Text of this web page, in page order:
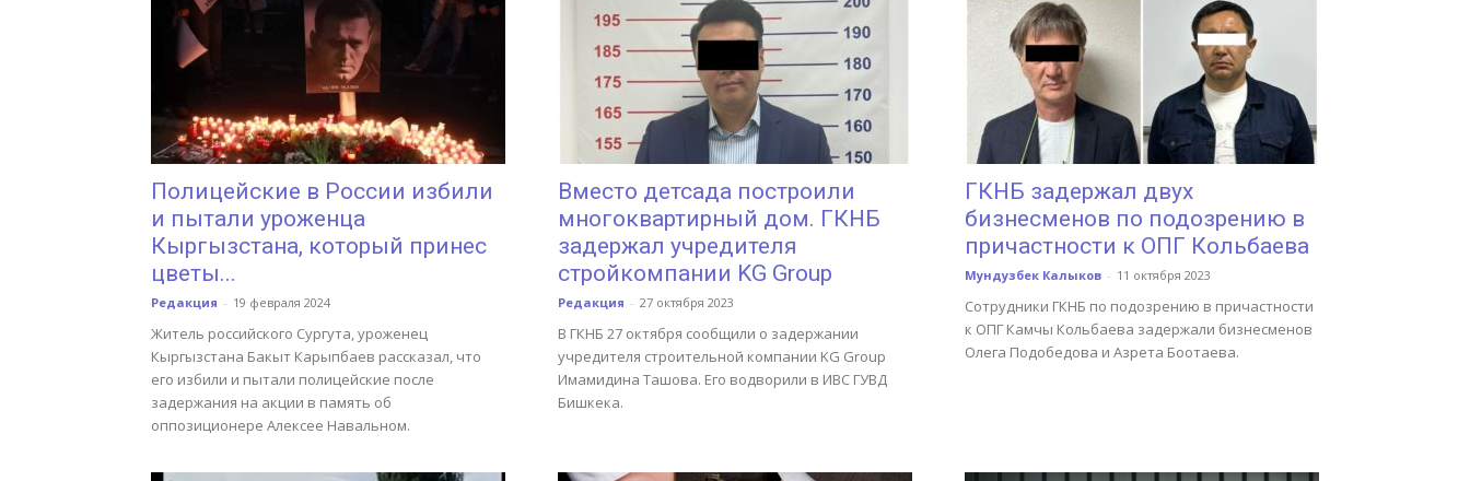
Полицейские в России избили
и пытали уроженца
Кыргызстана, который принес
цветы...
Редакция - 19 февраля 2024
Житель российского Сургута, уроженец
Кыргызстана Бакыт Карыпбаев рассказал, что
его избили и пытали полицейские после
задержания на акции в память об
оппозиционере Алексее Навальном.
Вместо детсада построили
многоквартирный дом. ГКНБ
задержал учредителя
стройкомпании KG Group
Редакция - 27 октября 2023
В ГКНБ 27 октября сообщили о задержании
учредителя строительной компании KG Group
Имамидина Ташова. Его водворили в ИВС ГУВД
Бишкека.
ГКНБ задержал двух
бизнесменов по подозрению в
причастности к ОПГ Кольбаева
Мундузбек Калыков - 11 октября 2023
Сотрудники ГКНБ по подозрению в причастности
к ОПГ Камчы Кольбаева задержали бизнесменов
Олега Подобедова и Азрета Боотаева.